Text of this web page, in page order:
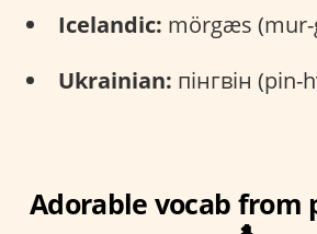
Icelandic: mörgæs (mur-
Ukrainian: пінгвін (pin-
Adorable vocab from